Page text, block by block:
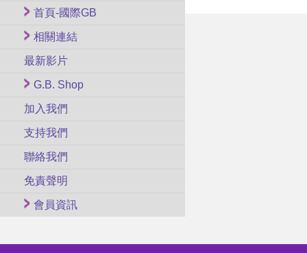
首頁-國際GB
相關連結
最新影片
G.B. Shop
加入我們
支持我們
聯絡我們
免責聲明
會員資訊